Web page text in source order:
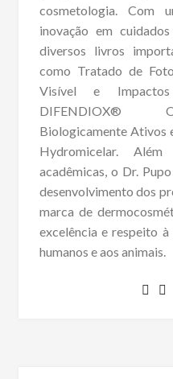
cosmetologia. Com
inovação em
diversos livros
como Tratado de
Visível e
DIFENDIOX®
Biologicamente Ativos
Hydromicelar.
acadêmicas, o Dr.
desenvolvimento dos
marca de
excelência e respeito à
humanos e aos animais.